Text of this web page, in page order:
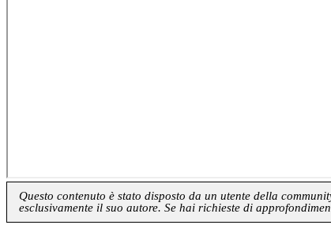
Questo contenuto è stato disposto da un utente della
esclusivamente il suo autore. Se hai richieste di